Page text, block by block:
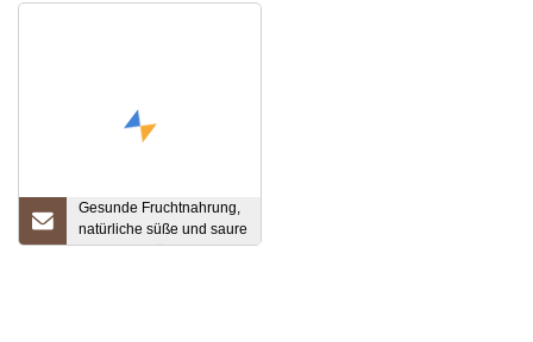
Gesunde Fruchtnahrung,
natürliche süße und saure
Weißdorn-Bällchen-